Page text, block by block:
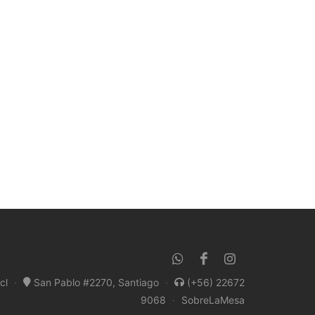
· San Pablo #2270, Santiago ·
(+56) 22672
9068
· SobreLaMesa